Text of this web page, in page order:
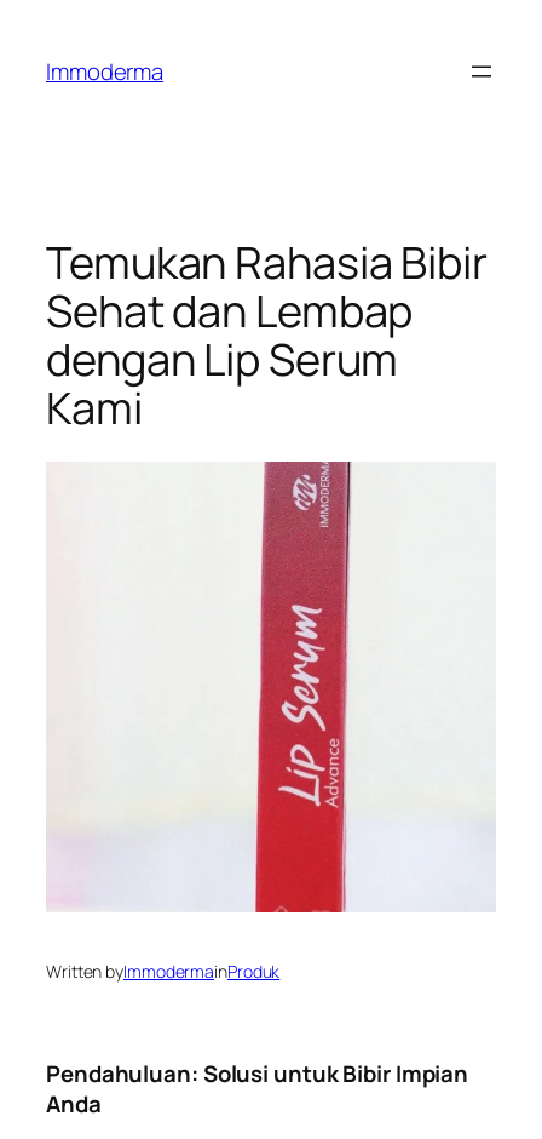
Immoderma
Temukan Rahasia Bibir
Sehat dan Lembap
dengan Lip Serum
Kami
Written byImmodermainProduk
Pendahuluan: Solusi untuk Bibir Impian
Anda